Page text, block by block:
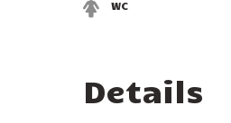
WC
Details